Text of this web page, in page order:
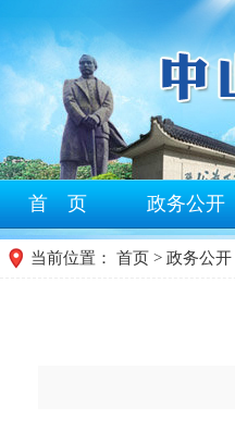
首 页 政务公开
当前位置： 首页 > 政务公开